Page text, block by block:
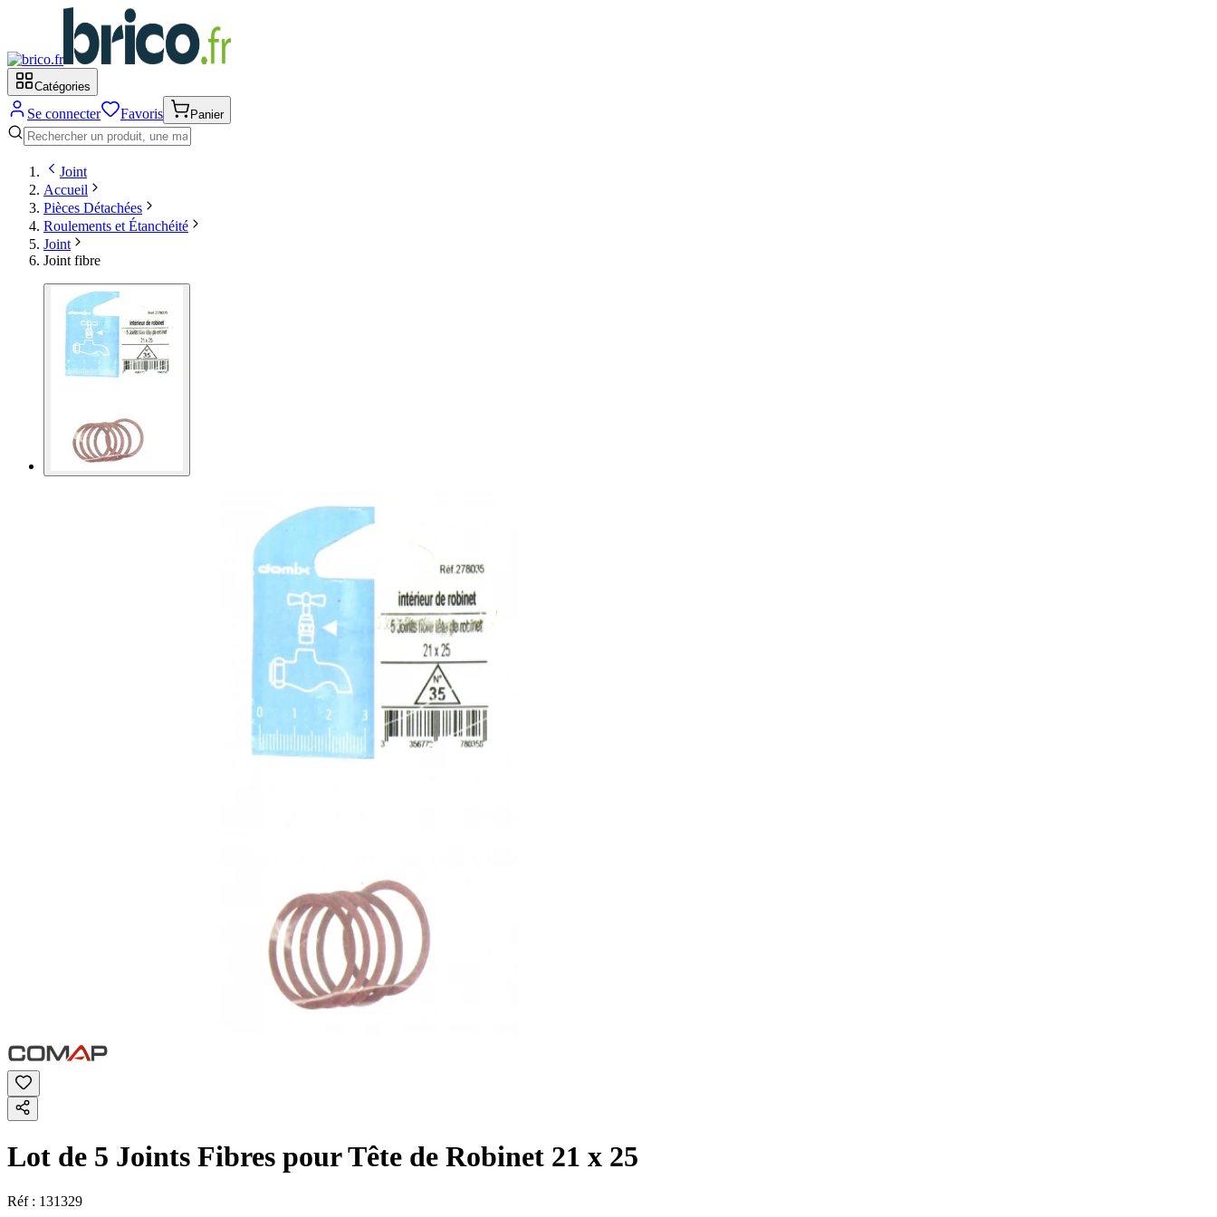
Catégories
Se connecter Favoris Panier
Joint
Accueil
Pièces Détachées
Roulements et Étanchéité
Joint
Joint fibre
Lot de 5 Joints Fibres pour Tête de Robinet 21 x 25
Réf : 131329